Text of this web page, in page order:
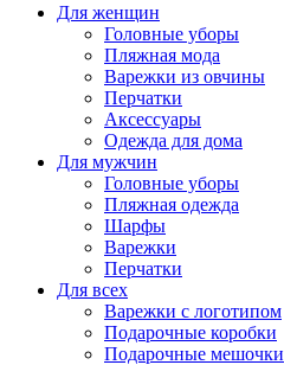
Для женщин
Головные уборы
Пляжная мода
Варежки из овчины
Перчатки
Аксессуары
Одежда для дома
Для мужчин
Головные уборы
Пляжная одежда
Шарфы
Варежки
Перчатки
Для всех
Варежки с логотипом
Подарочные коробки
Подарочные мешочки